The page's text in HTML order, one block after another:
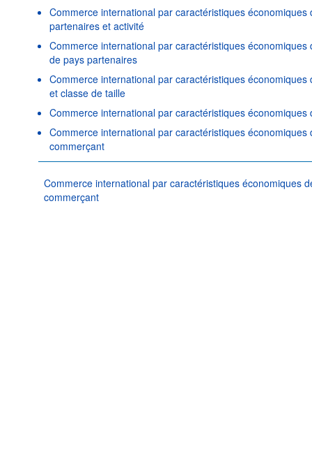
Commerce international par caractéristiques
partenaires et activité
Commerce international par caractéristiques
de pays partenaires
Commerce international par caractéristiques
et classe de taille
Commerce international par caractéristiques
Commerce international par caractéristiques
commerçant
Commerce international par caractéristiques économiques
commerçant